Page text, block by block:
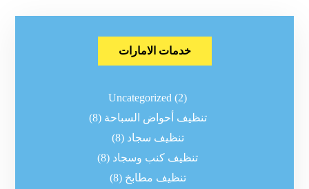
خدمات الامارات
Uncategorized (2)
تنظيف أحواض السباحة (8)
تنظيف سجاد (8)
تنظيف كنب وسجاد (8)
تنظيف مطابخ (8)